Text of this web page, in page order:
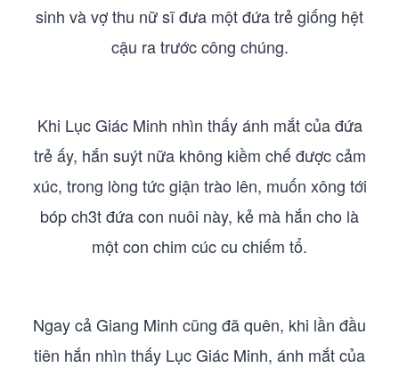
sinh và vợ thu nữ sĩ đưa một đứa trẻ giống hệt
cậu ra trước công chúng.
Khi Lục Giác Minh nhìn thấy ánh mắt của đứa
trẻ ấy, hắn suýt nữa không kiềm chế được cảm
xúc, trong lòng tức giận trào lên, muốn xông tới
bóp ch3t đứa con nuôi này, kẻ mà hắn cho là
một con chim cúc cu chiếm tổ.
Ngay cả Giang Minh cũng đã quên, khi lần đầu
tiên hắn nhìn thấy Lục Giác Minh, ánh mắt của